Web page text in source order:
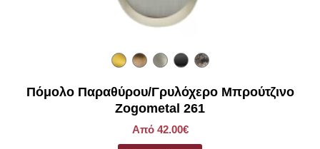
Πόμολο Παραθύρου/Γρυλόχερο Μπρούτζινο
Zogometal 261
Από 42.00€